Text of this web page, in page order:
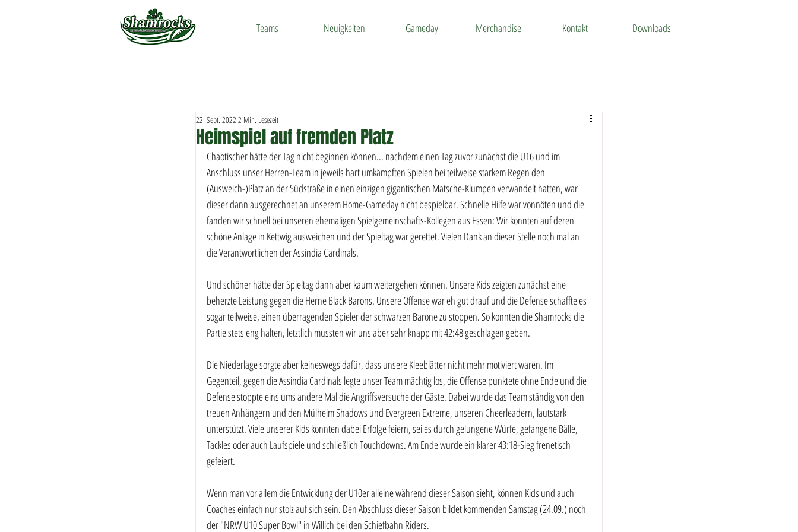
Teams Neuigkeiten Gameday Merchandise Kontakt Downloads
Heimspiel auf fremden Platz
22. Sept. 2022 2 Min. Lesezeit
Chaotischer hätte der Tag nicht beginnen können... nachdem einen Tag zuvor zunächst die U16 und im
Anschluss unser Herren-Team in jeweils hart umkämpften Spielen bei teilweise starkem Regen den
(Ausweich-)Platz an der Südstraße in einen einzigen gigantischen Matsche-Klumpen verwandelt hatten, war
dieser dann ausgerechnet an unserem Home-Gameday nicht bespielbar. Schnelle Hilfe war vonnöten und die
fanden wir schnell bei unseren ehemaligen Spielgemeinschafts-Kollegen aus Essen: Wir konnten auf deren
schöne Anlage in Kettwig ausweichen und der Spieltag war gerettet. Vielen Dank an dieser Stelle noch mal an
die Verantwortlichen der Assindia Cardinals.
Und schöner hätte der Spieltag dann aber kaum weitergehen können. Unsere Kids zeigten zunächst eine
beherzte Leistung gegen die Herne Black Barons. Unsere Offense war eh gut drauf und die Defense schaffte es
sogar teilweise, einen überragenden Spieler der schwarzen Barone zu stoppen. So konnten die Shamrocks die
Partie stets eng halten, letztlich mussten wir uns aber sehr knapp mit 42:48 geschlagen geben.
Die Niederlage sorgte aber keineswegs dafür, dass unsere Kleeblätter nicht mehr motiviert waren. Im
Gegenteil, gegen die Assindia Cardinals legte unser Team mächtig los, die Offense punktete ohne Ende und die
Defense stoppte eins ums andere Mal die Angriffsversuche der Gäste. Dabei wurde das Team ständig von den
treuen Anhängern und den Mülheim Shadows und Evergreen Extreme, unseren Cheerleadern, lautstark
unterstützt. Viele unserer Kids konnten dabei Erfolge feiern, sei es durch gelungene Würfe, gefangene Bälle,
Tackles oder auch Laufspiele und schließlich Touchdowns. Am Ende wurde ein klarer 43:18-Sieg frenetisch
gefeiert.
Wenn man vor allem die Entwicklung der U10er alleine während dieser Saison sieht, können Kids und auch
Coaches einfach nur stolz auf sich sein. Den Abschluss dieser Saison bildet kommenden Samstag (24.09.) noch
der "NRW U10 Super Bowl" in Willich bei den Schiefbahn Riders.